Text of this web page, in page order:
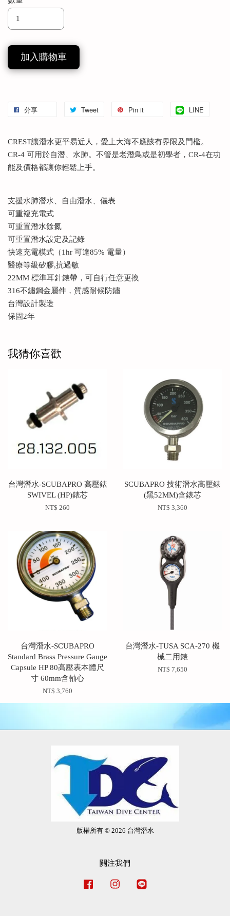
加入購物車
分享 Tweet Pin it LINE
CREST讓潛水更平易近人，愛上大海不應該有界限及門檻。
CR-4 可用於自潛、水肺。不管是老潛鳥或是初學者，CR-4在功
能及價格都讓你輕鬆上手。
支援水肺潛水、自由潛水、儀表
可重複充電式
可重置潛水餘氮
可重置潛水設定及記錄
快速充電模式（1hr 可達85% 電量）
醫療等級矽膠,抗過敏
22MM 標準耳針錶帶，可自行任意更換
316不鏽鋼金屬件，質感耐候防鏽
台灣設計製造
保固2年
我猜你喜歡
台灣潛水-SCUBAPRO 高壓錶
SWIVEL (HP)錶芯
NT$ 260
SCUBAPRO 技術潛水高壓錶
(黑52MM)含錶芯
NT$ 3,360
台灣潛水-SCUBAPRO
Standard Brass Pressure Gauge
Capsule HP 80高壓表本體尺
寸 60mm含軸心
NT$ 3,760
台灣潛水-TUSA SCA-270 機
械二用錶
NT$ 7,650
版權所有 © 2026 台灣潛水
關注我們
Facebook Instagram